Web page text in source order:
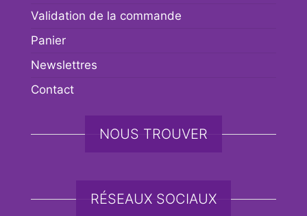
Validation de la commande
Panier
Newslettres
Contact
NOUS TROUVER
RÉSEAUX SOCIAUX